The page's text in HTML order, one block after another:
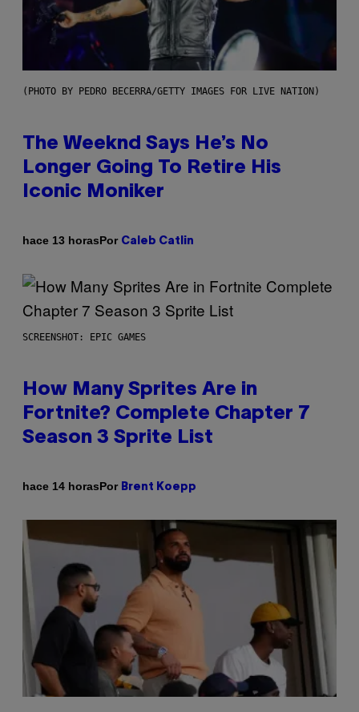
(PHOTO BY PEDRO BECERRA/GETTY IMAGES FOR LIVE NATION)
The Weeknd Says He’s No
Longer Going To Retire His
Iconic Moniker
hace 13 horasPor Caleb Catlin
SCREENSHOT: EPIC GAMES
How Many Sprites Are in
Fortnite? Complete Chapter 7
Season 3 Sprite List
hace 14 horasPor Brent Koepp